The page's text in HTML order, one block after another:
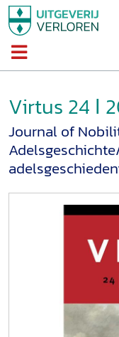
Virtus 24 ǀ
Journal of